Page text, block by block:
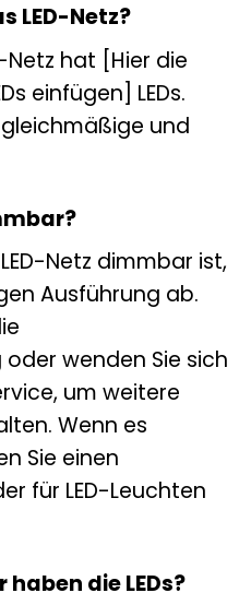
LED-Netz?
Netz hat [Hier die
einfügen] LEDs.
und
Netz dimmbar ist,
Ausführung ab.
wenden Sie sich
um weitere
Wenn es
Sie einen
für LED-Leuchten
die LEDs?